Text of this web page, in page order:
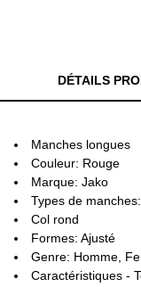
DÉTAILS
Manches longues
Couleur: Rouge
Marque: Jako
Types de
Col rond
Formes: Ajusté
Genre: Homme,
Caractéristiques -